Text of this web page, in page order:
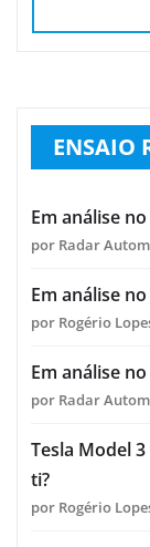
ENSAIO
Em análise
por Radar
Em análise
por Rogério
Em análise
por Radar
Tesla Model
ti?
por Rogério